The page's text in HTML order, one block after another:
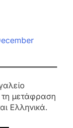
τη μετάφραση
Ελληνικά.